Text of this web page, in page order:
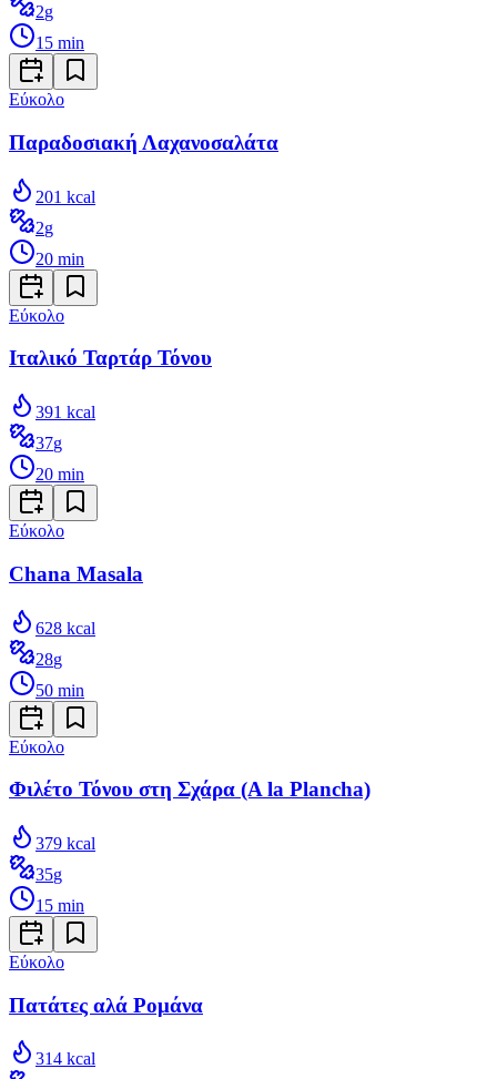
2g
15 min
Εύκολο
Παραδοσιακή Λαχανοσαλάτα
201 kcal
2g
20 min
Εύκολο
Ιταλικό Ταρτάρ Τόνου
391 kcal
37g
20 min
Εύκολο
Chana Masala
628 kcal
28g
50 min
Εύκολο
Φιλέτο Τόνου στη Σχάρα (A la Plancha)
379 kcal
35g
15 min
Εύκολο
Πατάτες αλά Ρομάνα
314 kcal